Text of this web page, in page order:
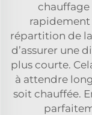
chauffage
rapidement
répartition de
d’assurer une
plus courte.
à attendre
soit chauffée.